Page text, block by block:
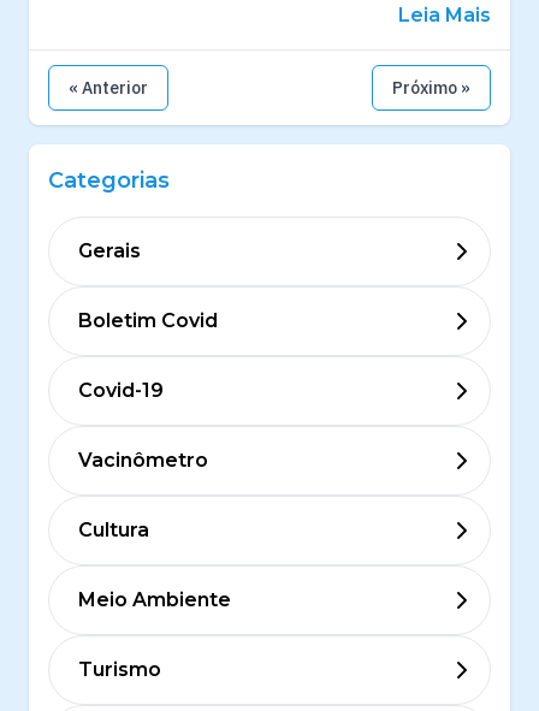
Leia Mais
« Anterior Próximo »
Categorias
Gerais
Boletim Covid
Covid-19
Vacinômetro
Cultura
Meio Ambiente
Turismo